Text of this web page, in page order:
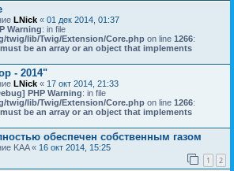
LNick « 01 дек 2014, 01:37
Warning: in file
twig/lib/Twig/Extension/Core.php on line 1266:
be an array or an object that implements
- 2014"
LNick « 17 окт 2014, 21:33
PHP Warning: in file
twig/lib/Twig/Extension/Core.php on line 1266:
be an array or an object that implements
обеспечен собственным газом
KAA« 16 окт 2014, 15:25
1 2